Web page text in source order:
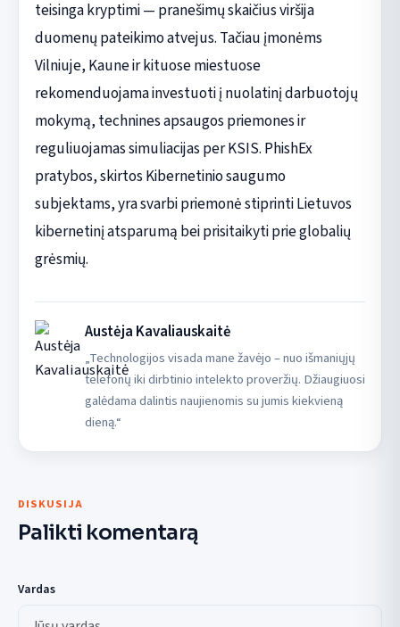
teisinga kryptimi — pranešimų skaičius viršija
duomenų pateikimo atvejus. Tačiau įmonėms
Vilniuje, Kaune ir kituose miestuose
rekomenduojama investuoti į nuolatinį darbuotojų
mokymą, technines apsaugos priemones ir
reguliuojamas simuliacijas per KSIS. PhishEx
pratybos, skirtos Kibernetinio saugumo
subjektams, yra svarbi priemonė stiprinti Lietuvos
kibernetinį atsparumą bei prisitaikyti prie globalių
grėsmių.
Austėja Kavaliauskaitė
„Technologijos visada mane žavėjo – nuo išmaniųjų
telefonų iki dirbtinio intelekto proveržių. Džiaugiuosi
galėdama dalintis naujienomis su jumis kiekvieną
dieną.“
DISKUSIJA
Palikti komentarą
Vardas